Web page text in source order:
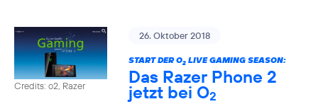
Credits: o2, Razer
26. Oktober 2018
START DER O2LIVE GAMING SEASON:
Das Razer Phone 2
jetzt bei O2